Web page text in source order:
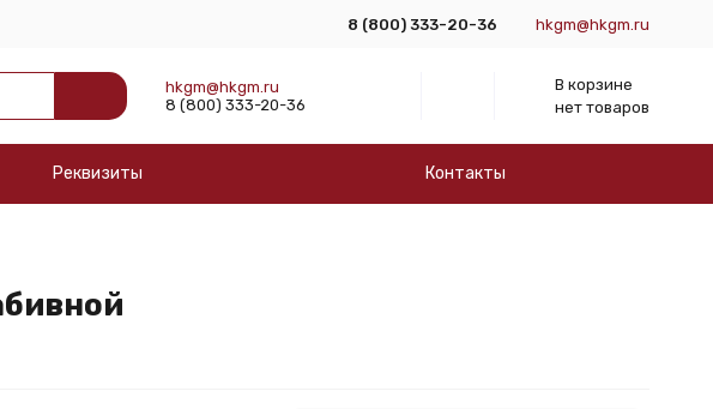
8 (800) 333-20-36 hkgm@hkgm.ru
hkgm@hkgm.ru
8 (800) 333-20-36
В корзине
нет товаров
Реквизиты Контакты